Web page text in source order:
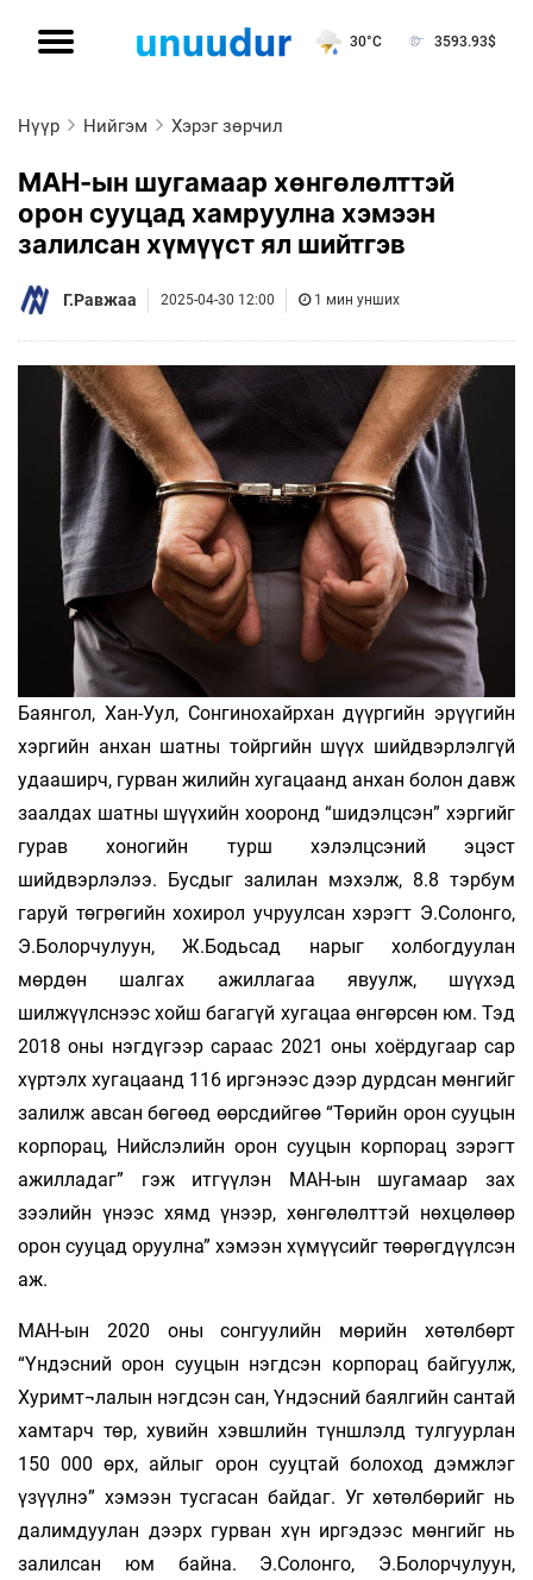
30°C 3593.93$
Нүүр Нийгэм Хэрэг зөрчил
МАН-ын шугамаар хөнгөлөлттэй
орон сууцад хамруулна хэмээн
залилсан хүмүүст ял шийтгэв
Г.Равжаа 2025-04-30 12:00 1 мин унших
Баянгол, Хан-Уул, Сонгинохайрхан дүүргийн эрүүгийн
хэргийн анхан шатны тойргийн шүүх шийдвэрлэлгүй
удааширч, гурван жилийн хугацаанд анхан болон давж
заалдах шатны шүүхийн хооронд “шидэлцсэн” хэргийг
гурав хоногийн турш хэлэлцсэний эцэст
шийдвэрлэлээ. Бусдыг залилан мэхэлж, 8.8 тэрбум
гаруй төгрөгийн хохирол учруулсан хэрэгт Э.Солонго,
Э.Болорчулуун, Ж.Бодьсад нарыг холбогдуулан
мөрдөн шалгах ажиллагаа явуулж, шүүхэд
шилжүүлснээс хойш багагүй хугацаа өнгөрсөн юм. Тэд
2018 оны нэгдүгээр сараас 2021 оны хоёрдугаар сар
хүртэлх хугацаанд 116 иргэнээс дээр дурдсан мөнгийг
залилж авсан бөгөөд өөрсдийгөө “Төрийн орон сууцын
корпорац, Нийслэлийн орон сууцын корпорац зэрэгт
ажилладаг” гэж итгүүлэн МАН-ын шугамаар зах
зээлийн үнээс хямд үнээр, хөнгөлөлттэй нөхцөлөөр
орон сууцад оруулна” хэмээн хүмүүсийг төөрөгдүүлсэн
аж.
МАН-ын 2020 оны сонгуулийн мөрийн хөтөлбөрт
“Үндэсний орон сууцын нэгдсэн корпорац байгуулж,
Хуримт¬лалын нэгдсэн сан, Үндэсний баялгийн сантай
хамтарч төр, хувийн хэвшлийн түншлэлд тулгуурлан
150 000 өрх, айлыг орон сууцтай болоход дэмжлэг
үзүүлнэ” хэмээн тусгасан байдаг. Уг хөтөлбөрийг нь
далимдуулан дээрх гурван хүн иргэдээс мөнгийг нь
залилсан юм байна. Э.Солонго, Э.Болорчулуун,